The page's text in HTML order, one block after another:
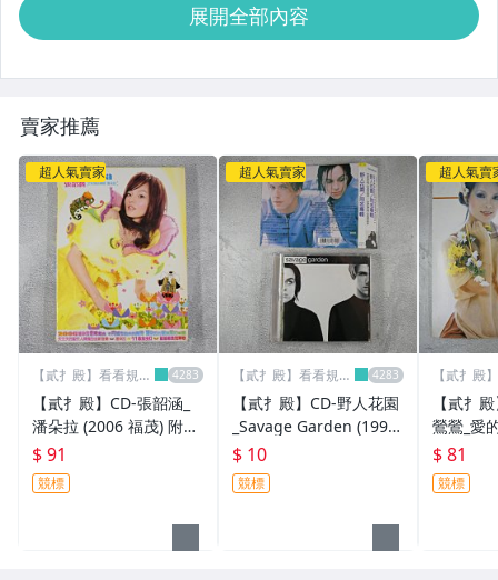
展開全部內容
賣家推薦
超人氣賣家
【貳扌殿】看看規則
【貳扌殿】CD-張韶涵_
潘朵拉 (2006 福茂) 附紙
盒，破損摺痕
$ 91
競標
超人氣賣家
【貳扌殿】看看規則
【貳扌殿】CD-野人花園
_Savage Garden (1997
Sony) 附側標，髒污、歌
詞髒汙
$ 10
競標
超人氣賣
【貳扌殿
【貳扌
鶯鶯_愛
I) 外盒
黃斑，多痕 #1元
底價
$ 81
競標